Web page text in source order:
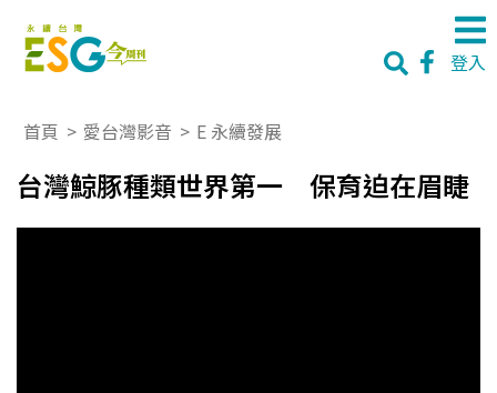
登入
首頁 > 愛台灣影音 > E 永續發展
台灣鯨豚種類世界第一 保育迫在眉睫